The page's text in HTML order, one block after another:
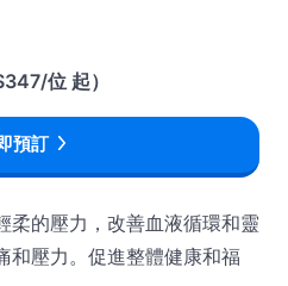
位 起）
預訂
柔的壓力，改善血液循環和靈
和壓力。促進整體健康和福